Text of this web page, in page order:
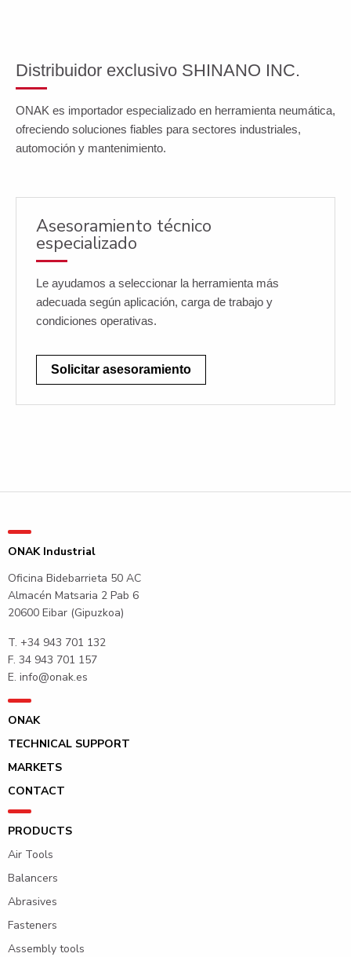
Distribuidor exclusivo SHINANO INC.
ONAK es importador especializado en herramienta neumática,
ofreciendo soluciones fiables para sectores industriales,
automoción y mantenimiento.
Asesoramiento técnico
especializado
Le ayudamos a seleccionar la herramienta más
adecuada según aplicación, carga de trabajo y
condiciones operativas.
Solicitar asesoramiento
ONAK Industrial
Oficina Bidebarrieta 50 AC
Almacén Matsaria 2 Pab 6
20600 Eibar (Gipuzkoa)
T. +34 943 701 132
F. 34 943 701 157
E. info@onak.es
ONAK
TECHNICAL SUPPORT
MARKETS
CONTACT
PRODUCTS
Air Tools
Balancers
Abrasives
Fasteners
Assembly tools